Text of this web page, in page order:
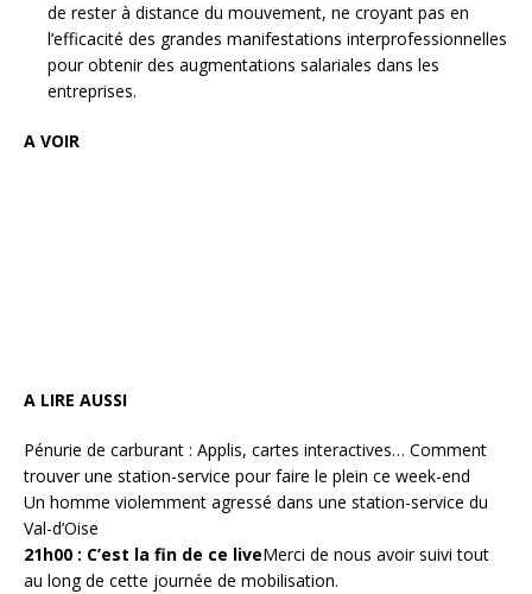
de rester à distance du mouvement, ne croyant pas en
l’efficacité des grandes manifestations interprofessionnelles
pour obtenir des augmentations salariales dans les
entreprises.
A VOIR
A LIRE AUSSI
Pénurie de carburant : Applis, cartes interactives… Comment
trouver une station-service pour faire le plein ce week-end
Un homme violemment agressé dans une station-service du
Val-d’Oise
21h00 : C’est la fin de ce liveMerci de nous avoir suivi tout
au long de cette journée de mobilisation.